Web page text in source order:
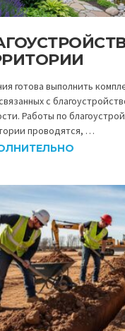
готова выполнить
с
Работы по
проводятся, …